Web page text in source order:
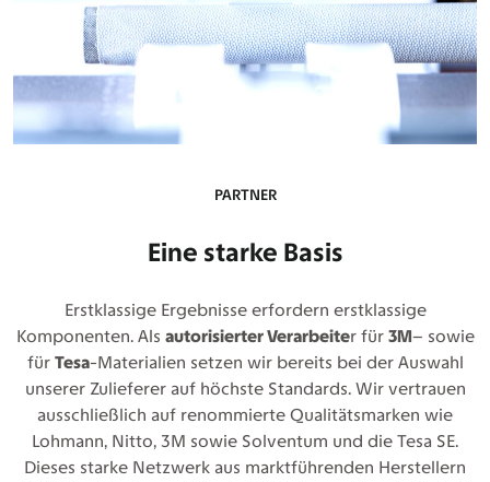
PARTNER
Eine starke Basis
Erstklassige Ergebnisse erfordern erstklassige
Komponenten. Als autorisierter Verarbeiter für 3M– sowie
für Tesa-Materialien setzen wir bereits bei der Auswahl
unserer Zulieferer auf höchste Standards. Wir vertrauen
ausschließlich auf renommierte Qualitätsmarken wie
Lohmann, Nitto, 3M sowie Solventum und die Tesa SE.
Dieses starke Netzwerk aus marktführenden Herstellern